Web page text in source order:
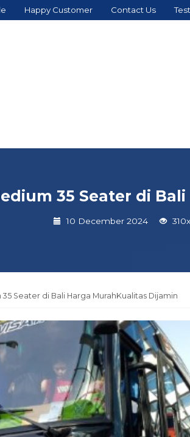
Happy Customer Contact Us
35 Seater di
10 December 2024 310x
Seater di Bali Harga MurahKualitas Dijamin